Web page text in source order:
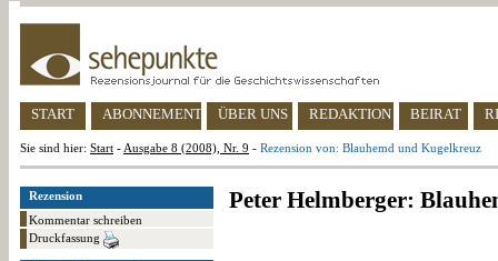
START ABONNEMENT ÜBER UNS REDAKTION BEIRAT
Sie sind hier: Start - Ausgabe 8 (2008), Nr. 9 - Rezension von: Blauhemd und Kugelkreuz
Rezension
Kommentar schreiben
Druckfassung
Peter Helmberger: